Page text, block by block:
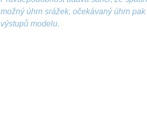
možný úhrn srážek, očekávaný úhrn
výstupů modelu.